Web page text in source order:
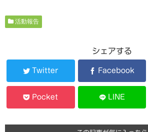
活動報告
シェアする
Twitter Facebook
Pocket LINE